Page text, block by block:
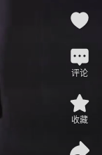
评论
收藏